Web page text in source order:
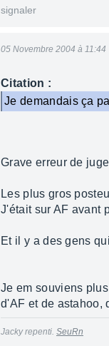
signaler
05 Novembre 2004 à 11:44
Citation :
Je demandais ça
Grave erreur de
Les plus gros
J'était sur AF avant
Et il y a des gens
Je em souviens
d'AF et de astahoo,
Jacky repenti. SeuRn